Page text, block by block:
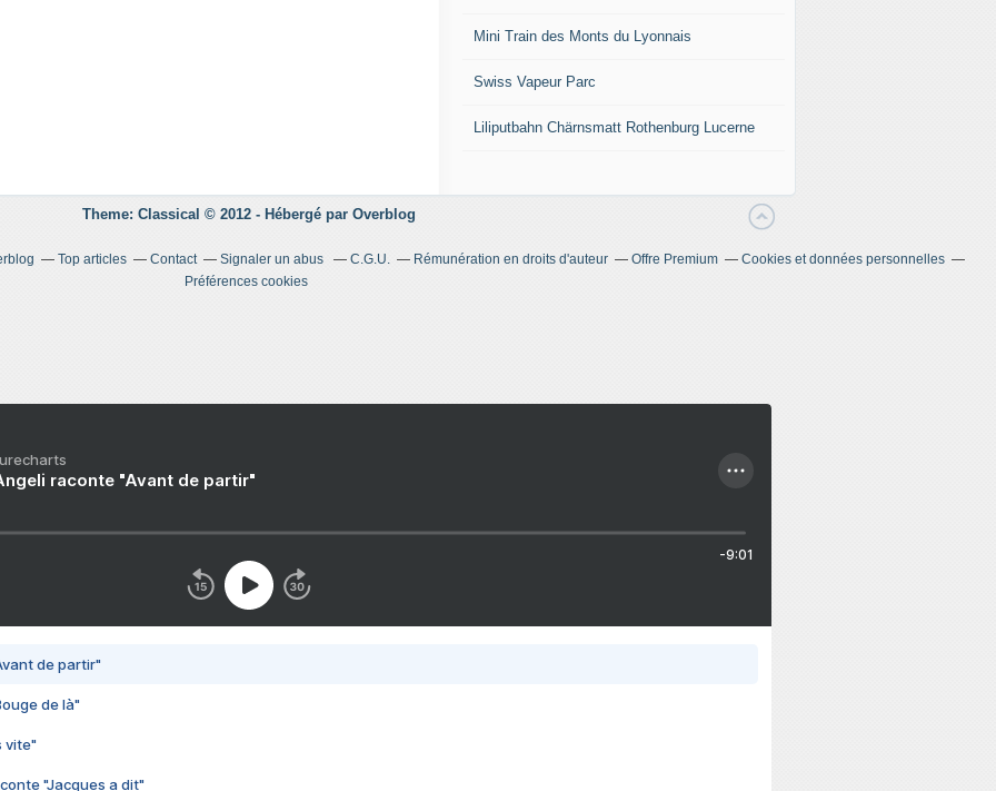
Mini Train des Monts du Lyonnais
Swiss Vapeur Parc
Liliputbahn Chärnsmatt Rothenburg Lucerne
Theme: Classical © 2012 - Hébergé par Overblog
Top articles Contact Signaler un abus C.G.U. Rémunération en droits d'auteur Offre Premium
Cookies et données personnelles
Préférences cookies
raconte "Avant de partir"
-9:01
de partir"
de là"
vite"
"Jacques a dit"